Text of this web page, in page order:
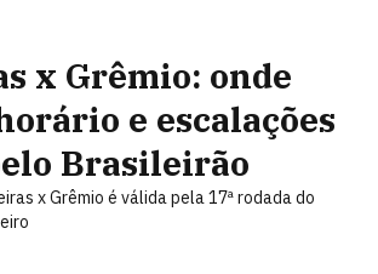
x Grêmio: onde
e escalações
Brasileirão
x Grêmio é válida pela 17ª rodada do